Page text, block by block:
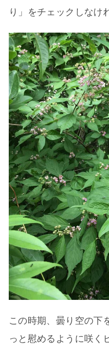
り」をチェックしなけ
この時期、曇り空の下
っと慰めるように咲く